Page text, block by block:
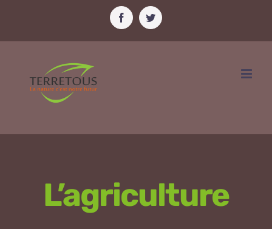
contenu
FacebookTwitter
L’agriculture